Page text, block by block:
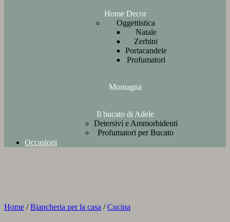
Home Decor
Oggettistica
Natale
Zerbini
Portacandele
Profumatori
Montagna
Il bucato di Adele
Detersivi e Ammorbidenti
Profumatori per Bucato
Occasioni
Home / Biancheria per la casa / Cucina